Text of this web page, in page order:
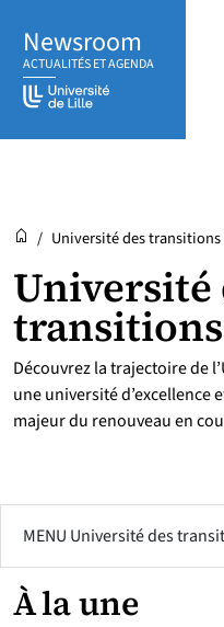
contenu
au
menu
principal
pied
Newsroom
ACTUALITÉS ET AGENDA
Newsroom
Accueil
/ Université des transitions
Université
transitions
Découvrez la trajectoire de
une université d’excellence
majeur du renouveau en
MENU Université des
À la une